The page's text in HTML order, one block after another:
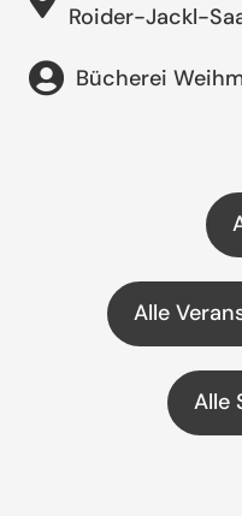
Roider-Jackl-
Bücherei
Alle
Alle